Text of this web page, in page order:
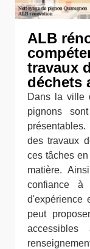
ALB
travaux
déchets
Dans la ville
pignons
des travaux
ces tâches
matière.
confiance à
d'expérience
peut